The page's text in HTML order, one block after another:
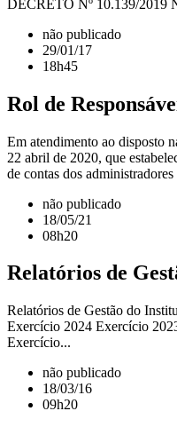
DECRETO Nº 10.139/2019
não publicado
29/01/17
18h45
Rol de
Em atendimento ao disposto
22 abril de 2020, que
de contas dos
não publicado
18/05/21
08h20
Relatórios de
Relatórios de Gestão do
Exercício 2024 Exercício
Exercício...
não publicado
18/03/16
09h20